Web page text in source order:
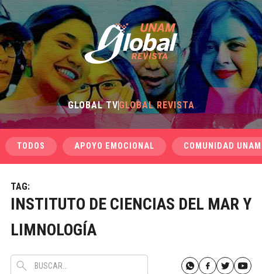
GLOBAL TVGLOBAL REVISTA
TODOS APOYO EMOCIONAL COMUNIDAD UNAM
TAG:
INSTITUTO DE CIENCIAS DEL MAR Y
LIMNOLOGÍA